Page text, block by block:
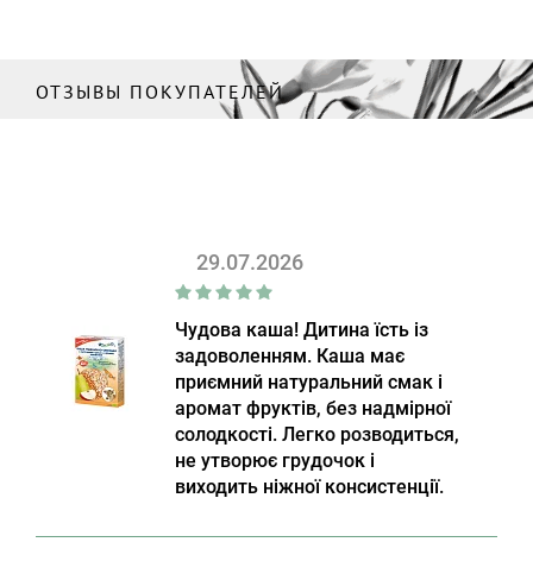
ОТЗЫВЫ ПОКУПАТЕЛЕЙ
29.07.2026
Чудова каша! Дитина їсть із
задоволенням. Каша має
приємний натуральний смак і
аромат фруктів, без надмірної
солодкості. Легко розводиться,
не утворює грудочок і
виходить ніжної консистенції.